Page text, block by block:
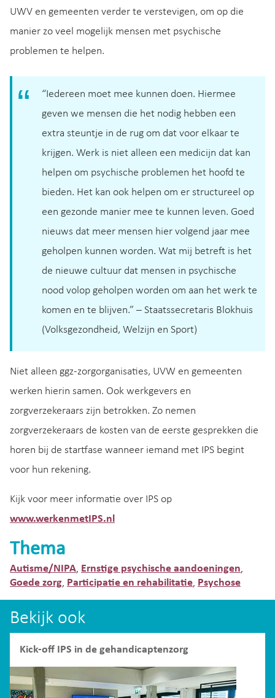
UWV en gemeenten verder te verstevigen, om op die
manier zo veel mogelijk mensen met psychische
problemen te helpen.
“Iedereen moet mee kunnen doen. Hiermee
geven we mensen die het nodig hebben een
extra steuntje in de rug om dat voor elkaar te
krijgen. Werk is niet alleen een medicijn dat kan
helpen om psychische problemen het hoofd te
bieden. Het kan ook helpen om er structureel op
een gezonde manier mee te kunnen leven. Goed
nieuws dat meer mensen hier volgend jaar mee
geholpen kunnen worden. Wat mij betreft is het
de nieuwe cultuur dat mensen in psychische
nood volop geholpen worden om aan het werk te
komen en te blijven.” – Staatssecretaris Blokhuis
(Volksgezondheid, Welzijn en Sport)
Niet alleen ggz-zorgorganisaties, UVW en gemeenten
werken hierin samen. Ook werkgevers en
zorgverzekeraars zijn betrokken. Zo nemen
zorgverzekeraars de kosten van de eerste gesprekken die
horen bij de startfase wanneer iemand met IPS begint
voor hun rekening.
Kijk voor meer informatie over IPS op
www.werkenmetIPS.nl
Thema
Autisme/NIPA, Ernstige psychische aandoeningen,
Goede zorg, Participatie en rehabilitatie, Psychose
Bekijk ook
Kick-off IPS in de gehandicaptenzorg